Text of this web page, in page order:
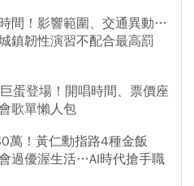
間！影響範圍、交通異動…
鎮韌性演習不配合最高罰
蛋登場！開唱時間、票價座
歌單懶人包
萬！黃仁勳指路4種金飯
過優渥生活…AI時代搶手職